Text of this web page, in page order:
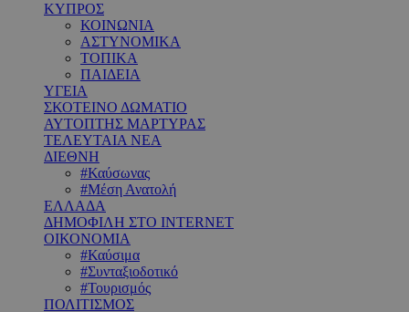
ΚΥΠΡΟΣ
ΚΟΙΝΩΝΙΑ
ΑΣΤΥΝΟΜΙΚΑ
ΤΟΠΙΚΑ
ΠΑΙΔΕΙΑ
ΥΓΕΙΑ
ΣΚΟΤΕΙΝΟ ΔΩΜΑΤΙΟ
ΑΥΤΟΠΤΗΣ ΜΑΡΤΥΡΑΣ
ΤΕΛΕΥΤΑΙΑ ΝΕΑ
ΔΙΕΘΝΗ
#Καύσωνας
#Μέση Ανατολή
ΕΛΛΑΔΑ
ΔΗΜΟΦΙΛΗ ΣΤΟ INTERNET
ΟΙΚΟΝΟΜΙΑ
#Καύσιμα
#Συνταξιοδοτικό
#Τουρισμός
ΠΟΛΙΤΙΣΜΟΣ